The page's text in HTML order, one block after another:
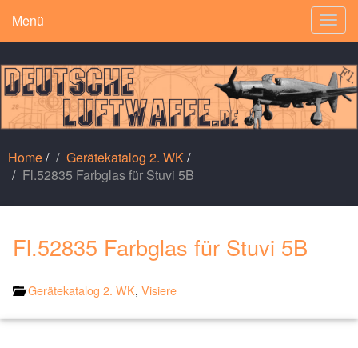
Menü
Home/ Gerätekatalog 2. WK/
Fl.52835 Farbglas für Stuvi 5B
Fl.52835 Farbglas für Stuvi 5B
Gerätekatalog 2. WK, Visiere